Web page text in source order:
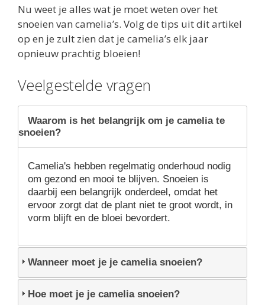
Nu weet je alles wat je moet weten over het
snoeien van camelia’s. Volg de tips uit dit artikel
op en je zult zien dat je camelia’s elk jaar
opnieuw prachtig bloeien!
Veelgestelde vragen
Waarom is het belangrijk om je camelia te
snoeien?
Camelia's hebben regelmatig onderhoud nodig
om gezond en mooi te blijven. Snoeien is
daarbij een belangrijk onderdeel, omdat het
ervoor zorgt dat de plant niet te groot wordt, in
vorm blijft en de bloei bevordert.
Wanneer moet je je camelia snoeien?
Hoe moet je je camelia snoeien?